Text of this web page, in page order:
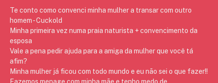
Te conto como convenci minha mulher a transar com outro
homem - Cuckold
Minha primeira vez numa praia naturista + convencimento da
esposa
Vale a pena pedir ajuda para a amiga da mulher que você tá
afim?
Minha mulher já ficou com todo mundo e eu não sei o que fazer!!
Fazemos menage com minha mãe e tenho medo de